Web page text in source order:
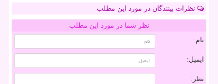
نظرات بینندگان در مورد این مطلب
نظر شما در مورد این مطلب
نام:
ایمیل:
نظر: